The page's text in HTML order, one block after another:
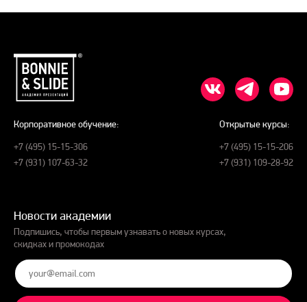
Корпоративное обучение:
+7 (495) 15-15-306
+7 (931) 107-63-32
Открытые курсы:
+7 (495) 15-15-206
+7 (931) 109-28-92
Новости академии
Подпишись, чтобы первым узнавать о новых курсах,
скидках и промокодах